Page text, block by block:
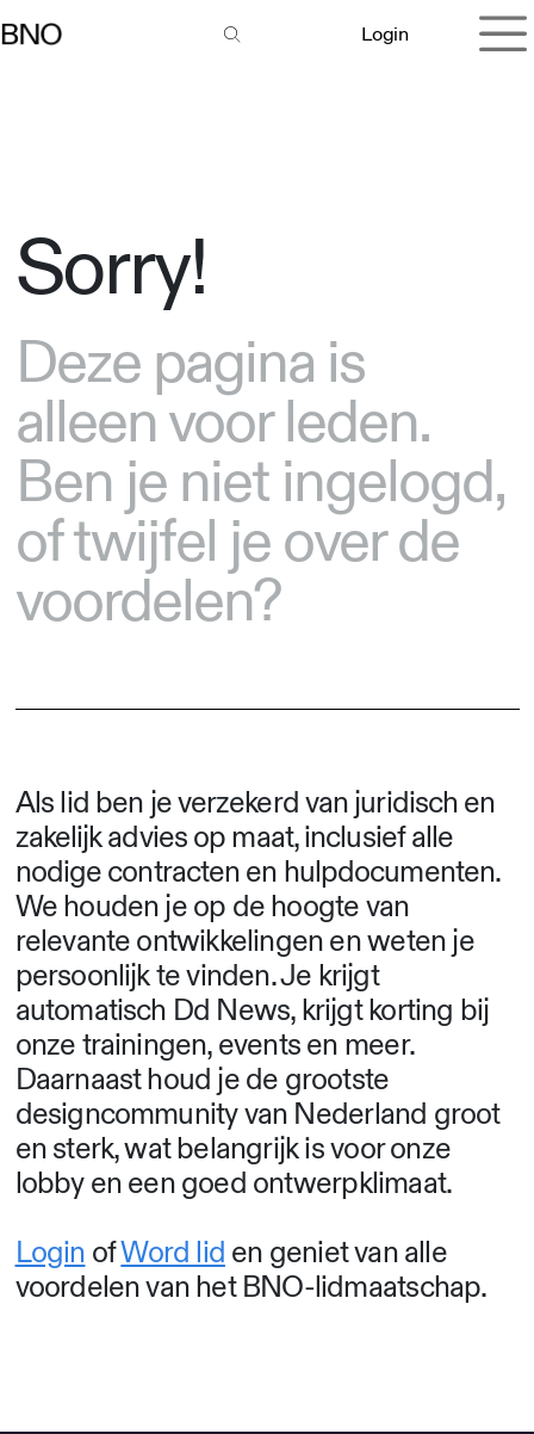
Login
Sorry!
Deze pagina is
alleen voor leden.
Ben je niet ingelogd,
of twijfel je over de
voordelen?
Als lid ben je verzekerd van juridisch en
zakelijk advies op maat, inclusief alle
nodige contracten en hulpdocumenten.
We houden je op de hoogte van
relevante ontwikkelingen en weten je
persoonlijk te vinden. Je krijgt
automatisch Dd News, krijgt korting bij
onze trainingen, events en meer.
Daarnaast houd je de grootste
designcommunity van Nederland groot
en sterk, wat belangrijk is voor onze
lobby en een goed ontwerpklimaat.
Login ofWord lid en geniet van alle
voordelen van het BNO-lidmaatschap.